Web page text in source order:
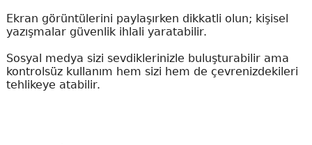
Ekran görüntülerini paylaşırken dikkatli olun; kişisel
yazışmalar güvenlik ihlali yaratabilir.
Sosyal medya sizi sevdiklerinizle buluşturabilir ama
kontrolsüz kullanım hem sizi hem de çevrenizdekileri
tehlikeye atabilir.